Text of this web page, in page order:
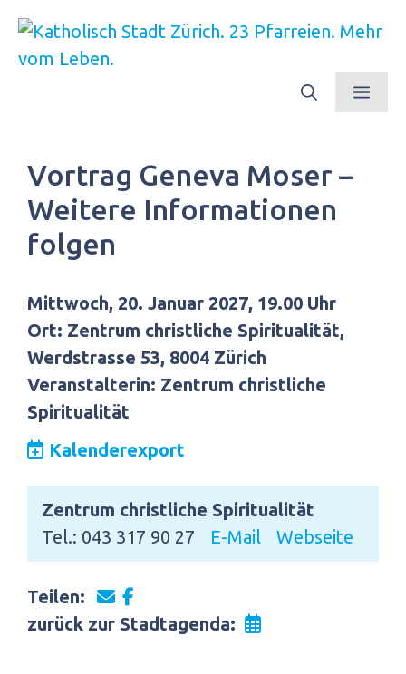
zum
Inhalt
Vortrag Geneva Moser –
Weitere Informationen
folgen
Mittwoch, 20. Januar 2027, 19.00 Uhr
Ort: Zentrum christliche Spiritualität,
Werdstrasse 53, 8004 Zürich
Veranstalterin: Zentrum christliche
Spiritualität
Kalenderexport
Zentrum christliche Spiritualität
Tel.: 043 317 90 27
E-Mail Webseite
Teilen:
zurück zur Stadtagenda: